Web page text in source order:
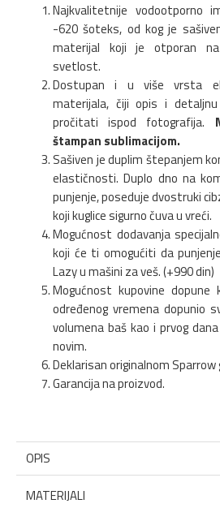
Najkvalitetnije vodootporno
-620 šoteks, od kog je
materijal koji je otporan
svetlost.
Dostupan i u više vrsta
materijala, čiji opis i
pročitati ispod fotografija.
štampan sublimacijom.
Sašiven je duplim štepanjem
elastičnosti. Duplo dno na
punjenje, poseduje dvostruki
koji kuglice sigurno čuva u vreći.
Mogućnost dodavanja
koji će ti omogućiti da
Lazy u mašini za veš. (+990 din)
Mogućnost kupovine dopune
određenog vremena dopunio
volumena baš kao i prvog
novim.
Deklarisan originalnom
Garancija na proizvod.
OPIS
MATERIJALI